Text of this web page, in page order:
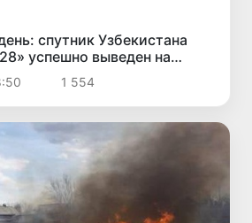
спутник Узбекистана
успешно выведен на
1 554